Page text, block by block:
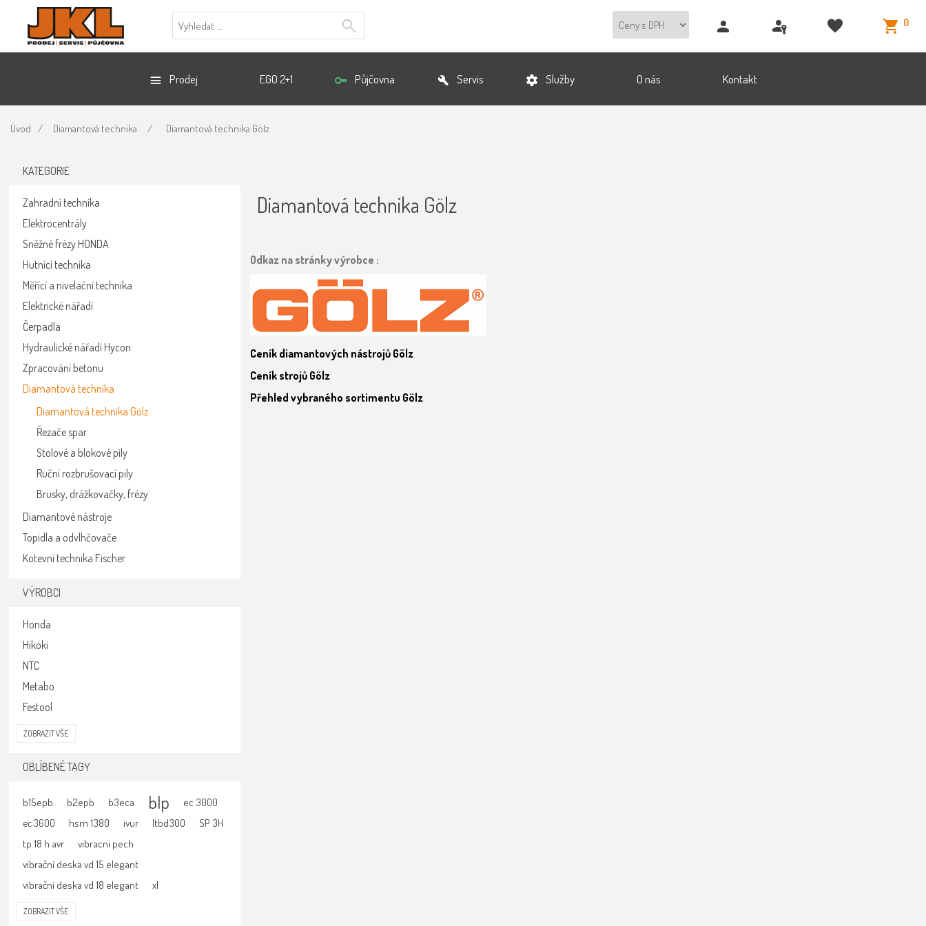
0
Prodej EGO 2+1 Půjčovna Servis Služby O nás Kontakt
Úvod / Diamantová technika / Diamantová technika Gölz
KATEGORIE
Zahradní technika
Elektrocentrály
Sněžné frézy HONDA
Hutnící technika
Měřící a nivelační technika
Elektrické nářadí
Čerpadla
Hydraulické nářadí Hycon
Zpracování betonu
Diamantová technika
Diamantová technika Gölz
Řezače spar
Stolové a blokové pily
Ruční rozbrušovací pily
Brusky, drážkovačky, frézy
Diamantové nástroje
Topidla a odvlhčovače
Kotevní technika Fischer
VÝROBCI
Honda
Hikoki
NTC
Metabo
Festool
ZOBRAZIT VŠE
OBLÍBENÉ TAGY
b15epb b2epb b3eca blp ec 3000
ec 3600 hsm 1380 ivur ltbd300
SP 3H
tp 18 h avr
vibracni pech
vibrační deska vd 15 elegant
vibrační deska vd 18 elegant
xl
ZOBRAZIT VŠE
Diamantová technika Gölz
Odkaz na stránky výrobce :
Ceník diamantových nástrojů Gölz
Ceník strojů Gölz
Přehled vybraného sortimentu Gölz